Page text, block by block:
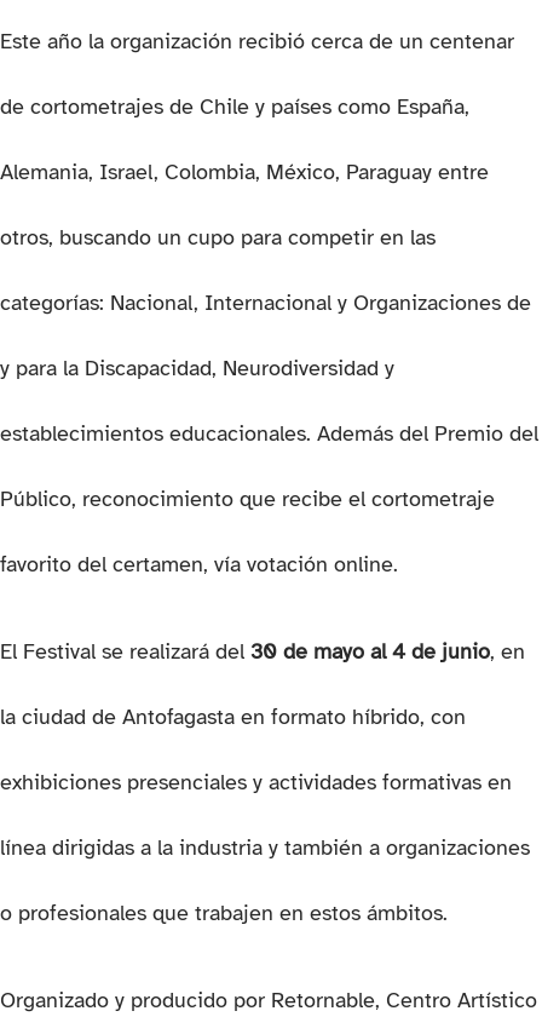
Este año la organización recibió cerca de un centenar
de cortometrajes de Chile y países como España,
Alemania, Israel, Colombia, México, Paraguay entre
otros, buscando un cupo para competir en las
categorías: Nacional, Internacional y Organizaciones de
y para la Discapacidad, Neurodiversidad y
establecimientos educacionales. Además del Premio del
Público, reconocimiento que recibe el cortometraje
favorito del certamen, vía votación online.
El Festival se realizará del 30 de mayo al 4 de junio, en
la ciudad de Antofagasta en formato híbrido, con
exhibiciones presenciales y actividades formativas en
línea dirigidas a la industria y también a organizaciones
o profesionales que trabajen en estos ámbitos.
Organizado y producido por Retornable, Centro Artístico